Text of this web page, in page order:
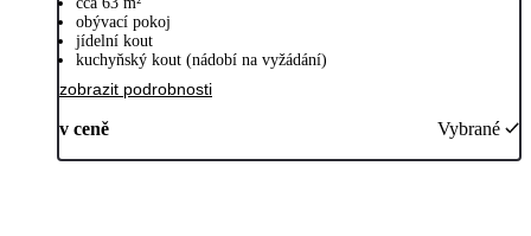
obývací pokoj
jídelní kout
kuchyňský kout (nádobí na vyžádání)
zobrazit podrobnosti
v ceně Vybrané